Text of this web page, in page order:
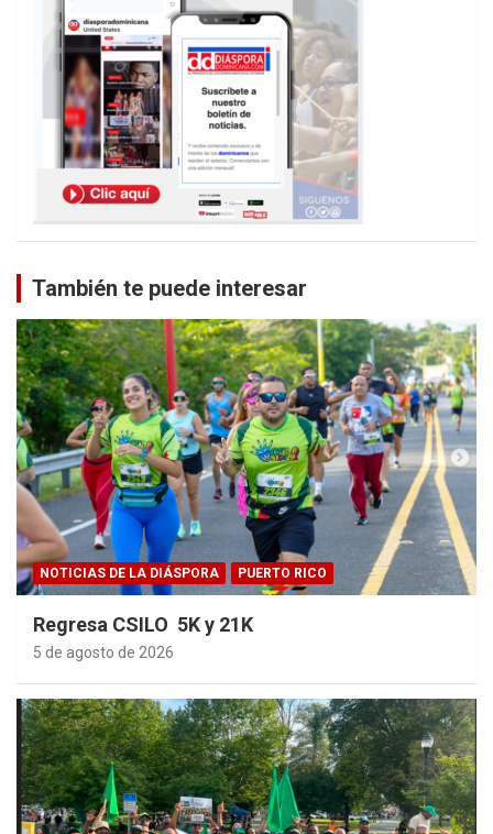
También te puede interesar
NOTICIAS DE LA DIÁSPORA PUERTO RICO
Regresa CSILO 5K y 21K
5 de agosto de 2026